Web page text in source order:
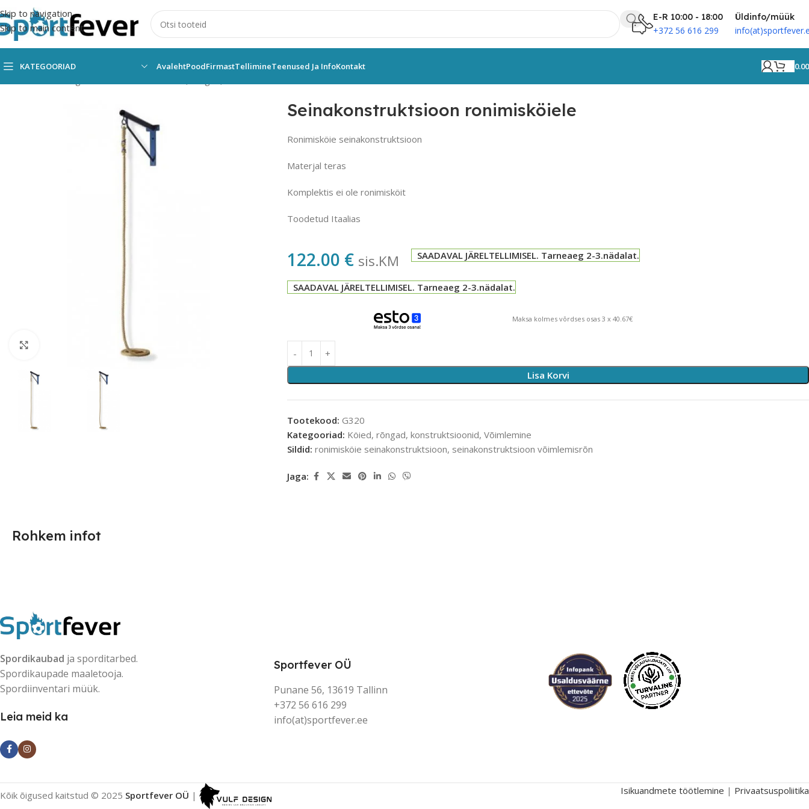
Skip to navigation
Skip to main content
E-R 10:00 - 18:00
+372 56 616 299
Üldinfo/müük
KATEGOORIAD AvalehtPoodFirmastTellimineTeenused Ja InfoKontakt
Suurendamiseks klõpsake
Seinakonstruktsioon ronimisköiele
Ronimisköie seinakonstruktsioon
Materjal teras
Komplektis ei ole ronimisköit
Toodetud Itaalias
122.00 € sis.KM SAADAVAL JÄRELTELLIMISEL. Tarneaeg 2-3.nädalat.
SAADAVAL JÄRELTELLIMISEL. Tarneaeg 2-3.nädalat.
Maksa kolmes võrdses osas 3 x 40.67€
Lisa Korvi
Tootekood: G320
Kategooriad: Köied, rõngad, konstruktsioonid, Võimlemine
Sildid: ronimisköie seinakonstruktsioon, seinakonstruktsioon võimlemisrõn
Jaga:
Rohkem infot
Spordikaubad ja sporditarbed.
Spordikaupade maaletooja.
Spordiinventari müük.
Leia meid ka
Sportfever OÜ
Punane 56, 13619 Tallinn
+372 56 616 299
info(at)sportfever.ee
Kõik õigused kaitstud © 2025 Sportfever OÜ | Isikuandmete töötlemine | Privaatsuspoliitika